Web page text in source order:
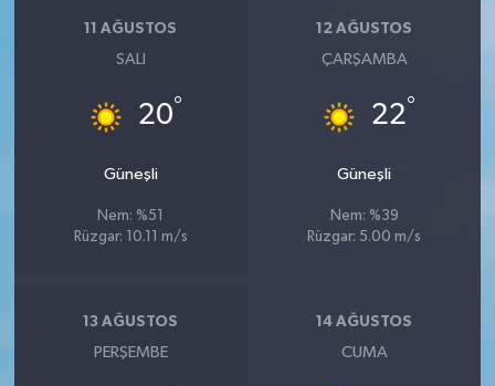
11 AĞUSTOS
SALI
20°
Güneşli
Nem: %51
Rüzgar: 10.11 m/s
12 AĞUSTOS
ÇARŞAMBA
22°
Güneşli
Nem: %39
Rüzgar: 5.00 m/s
13 AĞUSTOS
PERŞEMBE
14 AĞUSTOS
CUMA